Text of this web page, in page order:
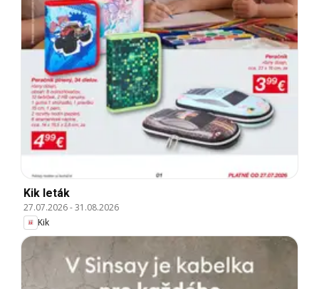
Kik leták
27.07.2026-31.08.2026
Kik